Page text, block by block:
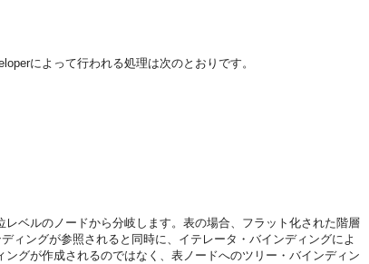
によって行われる処理は次のとおりです。
ベルのノードから分岐します。表の場合、フラット化された階層
ィングが参照されると同時に、イテレータ・バインディングによ
グが作成されるのではなく、表ノードへのツリー・バインディン